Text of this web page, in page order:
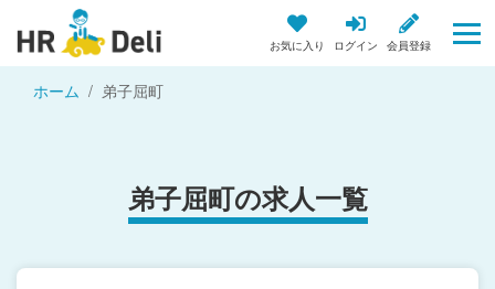
お気に入り ログイン 会員登録
ホーム 弟子屈町
弟子屈町の求人一覧